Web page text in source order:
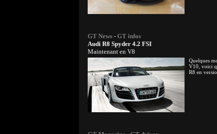
GT News - GT infos
Audi R8 Spyder 4.2 FSI
Maintenant en V8
Quelques
V10, voici
R8 en